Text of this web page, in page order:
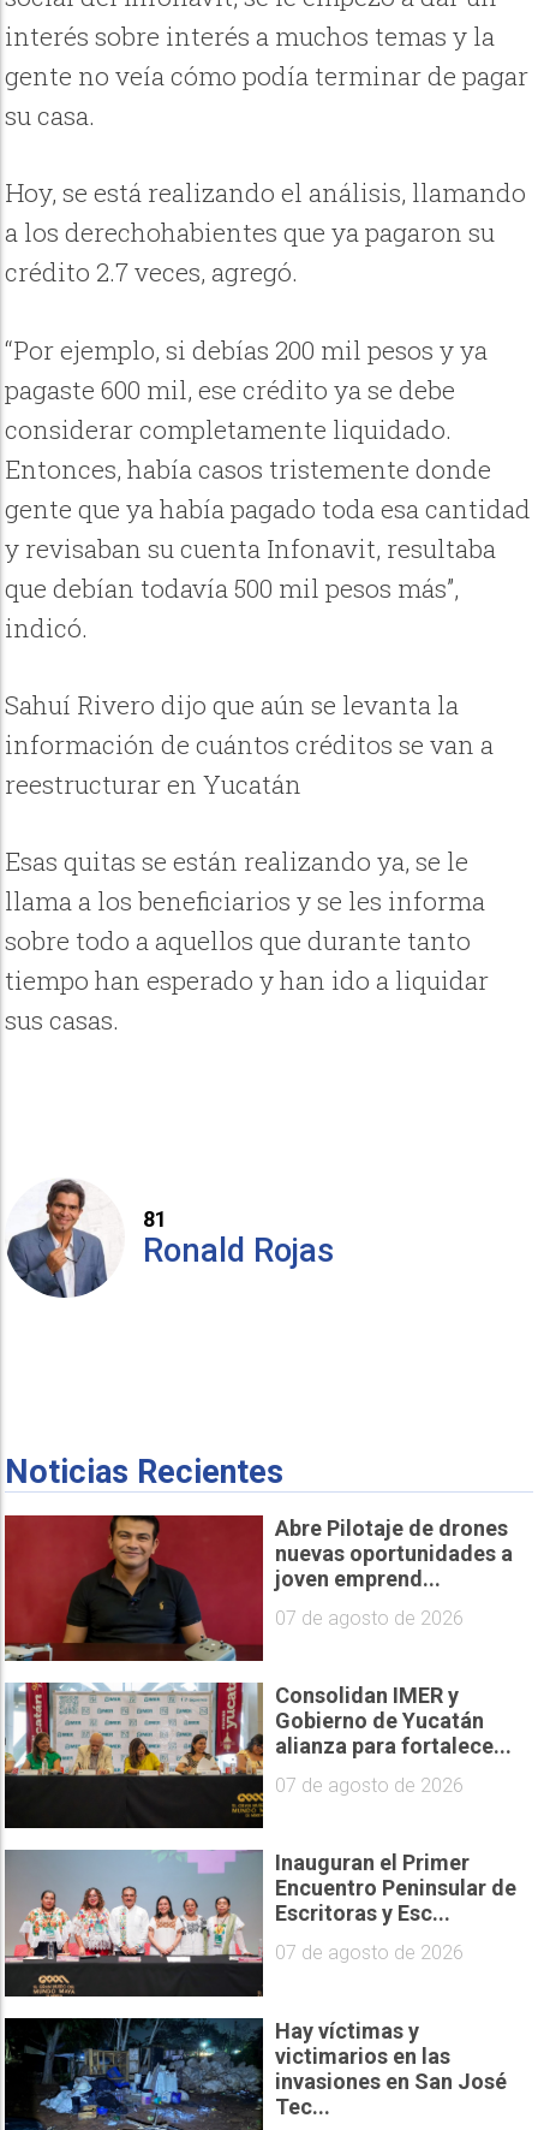
interés sobre interés a muchos temas y la
gente no veía cómo podía terminar de pagar
su casa.
Hoy, se está realizando el análisis, llamando
a los derechohabientes que ya pagaron su
crédito 2.7 veces, agregó.
“Por ejemplo, si debías 200 mil pesos y ya
pagaste 600 mil, ese crédito ya se debe
considerar completamente liquidado.
Entonces, había casos tristemente donde
gente que ya había pagado toda esa cantidad
y revisaban su cuenta Infonavit, resultaba
que debían todavía 500 mil pesos más”,
indicó.
Sahuí Rivero dijo que aún se levanta la
información de cuántos créditos se van a
reestructurar en Yucatán
Esas quitas se están realizando ya, se le
llama a los beneficiarios y se les informa
sobre todo a aquellos que durante tanto
tiempo han esperado y han ido a liquidar
sus casas.
81
Ronald Rojas
Noticias Recientes
Abre Pilotaje de drones
nuevas oportunidades a
joven emprend...
07 de agosto de 2026
Consolidan IMER y
Gobierno de Yucatán
alianza para fortalece...
07 de agosto de 2026
Inauguran el Primer
Encuentro Peninsular de
Escritoras y Esc...
07 de agosto de 2026
Hay víctimas y
victimarios en las
invasiones en San José
Tec...